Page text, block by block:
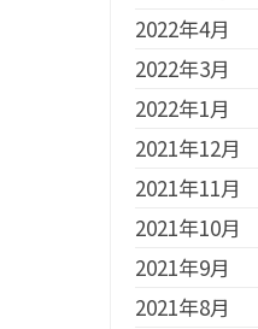
2022年4月
2022年3月
2022年1月
2021年12月
2021年11月
2021年10月
2021年9月
2021年8月